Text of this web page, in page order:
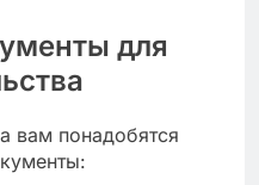
для
вам понадобятся